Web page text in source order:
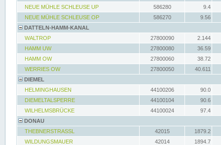
NEUE MÜHLE SCHLEUSE UP
586280
9.4
NEUE MÜHLE SCHLEUSE OP
586270
9.56
DATTELN-HAMM-KANAL
WALTROP
27800090
2.144
HAMM UW
27800080
36.59
HAMM OW
27800060
38.72
WERRIES OW
27800050
40.611
DIEMEL
HELMINGHAUSEN
44100206
90.0
DIEMELTALSPERRE
44100104
90.6
WILHELMSBRÜCKE
44100024
97.4
DONAU
THEBNERSTRASSL
42015
1879.2
WILDUNGSMAUER
42014
1894.7